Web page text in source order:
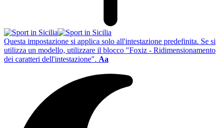
Questa impostazione si applica solo all'intestazione predefinita. Se si
utilizza un modello, utilizzare il blocco "Foxiz - Ridimensionamento
dei caratteri dell'intestazione". Aa